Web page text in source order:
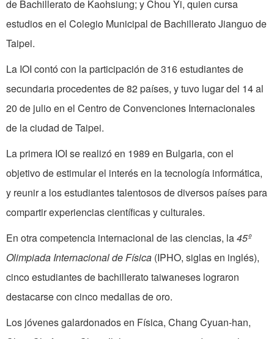
de Bachillerato de Kaohsiung; y Chou Yi, quien cursa
estudios en el Colegio Municipal de Bachillerato Jianguo de
Taipei.
La IOI contó con la participación de 316 estudiantes de
secundaria procedentes de 82 países, y tuvo lugar del 14 al
20 de julio en el Centro de Convenciones Internacionales
de la ciudad de Taipei.
La primera IOI se realizó en 1989 en Bulgaria, con el
objetivo de estimular el interés en la tecnología informática,
y reunir a los estudiantes talentosos de diversos países para
compartir experiencias científicas y culturales.
En otra competencia internacional de las ciencias, la45º
Olimpiada Internacional de Física (IPHO, siglas en inglés),
cinco estudiantes de bachillerato taiwaneses lograron
destacarse con cinco medallas de oro.
Los jóvenes galardonados en Física, Chang Cyuan-han,